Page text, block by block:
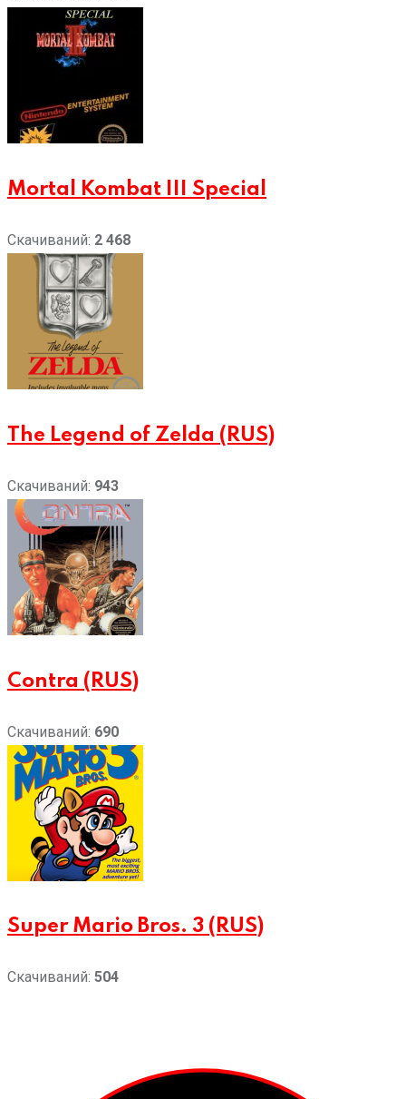
Mortal Kombat III Special
Скачиваний: 2 468
The Legend of Zelda (RUS)
Скачиваний: 943
Contra (RUS)
Скачиваний: 690
Super Mario Bros. 3 (RUS)
Скачиваний: 504